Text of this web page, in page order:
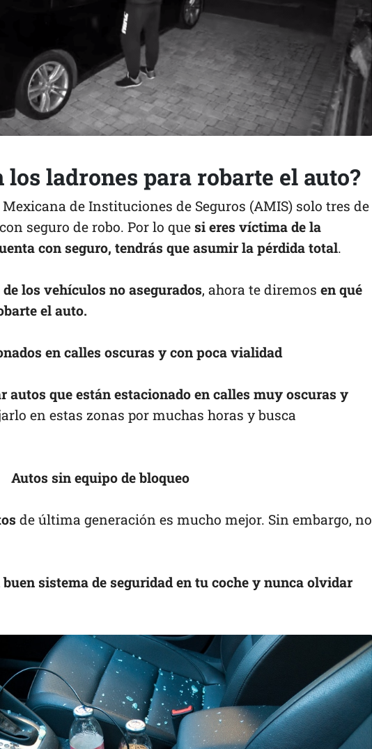
los ladrones para robarte el auto?
de Instituciones de Seguros (AMIS) solo tres de
seguro de robo. Por lo que si eres víctima de la
con seguro, tendrás que asumir la pérdida total.
los vehículos no asegurados, ahora te diremos en qué
el auto.
en calles oscuras y con poca vialidad
autos que están estacionado en calles muy oscuras y
en estas zonas por muchas horas y busca
Autos sin equipo de bloqueo
de última generación es mucho mejor. Sin embargo, no
sistema de seguridad en tu coche y nunca olvidar